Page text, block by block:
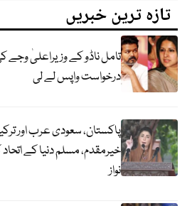
تازہ ترین خبریں
تامل ناڈو کے وزیراعلیٰ وجے
درخواست واپس لے لی
پاکستان، سعودی عرب اور
خیرمقدم، مسلم دنیا کے
نواز